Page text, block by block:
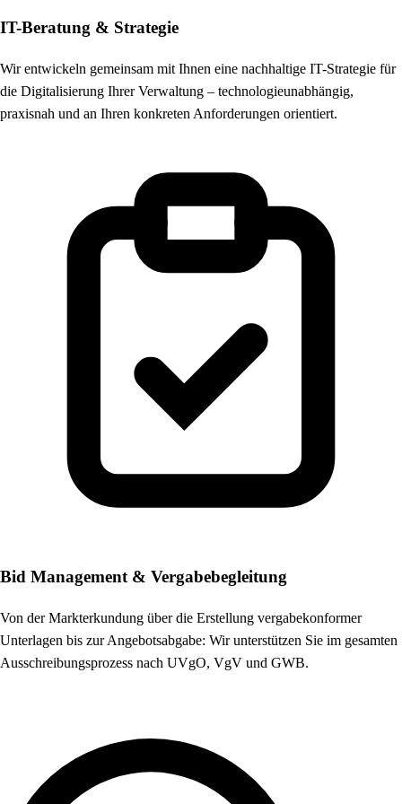
IT-Beratung & Strategie
Wir entwickeln gemeinsam mit Ihnen eine nachhaltige IT-Strategie für
die Digitalisierung Ihrer Verwaltung – technologieunabhängig,
praxisnah und an Ihren konkreten Anforderungen orientiert.
Bid Management & Vergabebegleitung
Von der Markterkundung über die Erstellung vergabekonformer
Unterlagen bis zur Angebotsabgabe: Wir unterstützen Sie im gesamten
Ausschreibungsprozess nach UVgO, VgV und GWB.